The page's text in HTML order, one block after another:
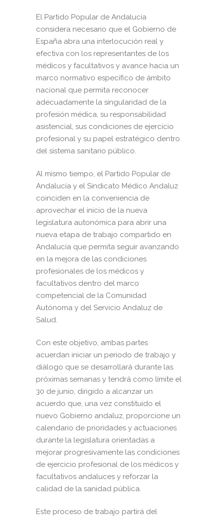
El Partido Popular de Andalucía
considera necesario que el Gobierno de
España abra una interlocución real y
efectiva con los representantes de los
médicos y facultativos y avance hacia un
marco normativo específico de ámbito
nacional que permita reconocer
adecuadamente la singularidad de la
profesión médica, su responsabilidad
asistencial, sus condiciones de ejercicio
profesional y su papel estratégico dentro
del sistema sanitario público.
Al mismo tiempo, el Partido Popular de
Andalucía y el Sindicato Médico Andaluz
coinciden en la conveniencia de
aprovechar el inicio de la nueva
legislatura autonómica para abrir una
nueva etapa de trabajo compartido en
Andalucía que permita seguir avanzando
en la mejora de las condiciones
profesionales de los médicos y
facultativos dentro del marco
competencial de la Comunidad
Autónoma y del Servicio Andaluz de
Salud.
Con este objetivo, ambas partes
acuerdan iniciar un periodo de trabajo y
diálogo que se desarrollará durante las
próximas semanas y tendrá como límite el
30 de junio, dirigido a alcanzar un
acuerdo que, una vez constituido el
nuevo Gobierno andaluz, proporcione un
calendario de prioridades y actuaciones
durante la legislatura orientadas a
mejorar progresivamente las condiciones
de ejercicio profesional de los médicos y
facultativos andaluces y reforzar la
calidad de la sanidad pública.
Este proceso de trabajo partirá del